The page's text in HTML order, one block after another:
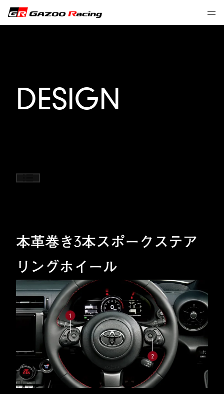
DESIGN
本革巻き3本スポークステア
リングホイール